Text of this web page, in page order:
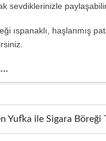
sevdiklerinizle
ıspanaklı, haşlanmış
Yufka ile Sigara Böreği